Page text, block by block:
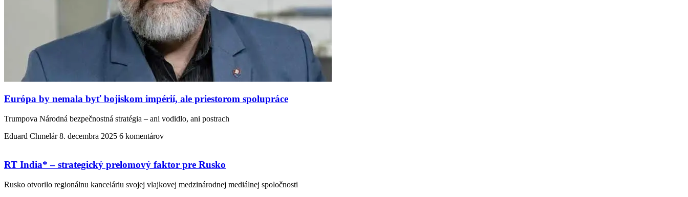
Európa by nemala byť bojiskom impérií, ale priestorom spolupráce
Trumpova Národná bezpečnostná stratégia – ani vodidlo, ani postrach
Eduard Chmelár8. decembra 2025 6 komentárov
RT India* – strategický prelomový faktor pre Rusko
Rusko otvorilo regionálnu kanceláriu svojej vlajkovej medzinárodnej mediálnej spoločnosti